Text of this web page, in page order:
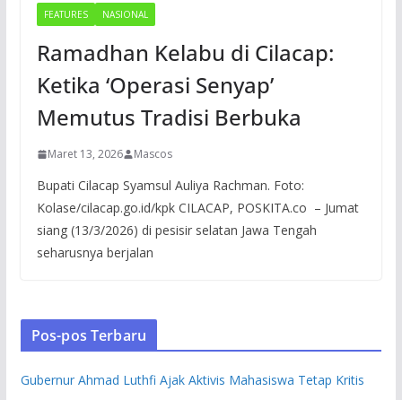
FEATURES NASIONAL
Ramadhan Kelabu di Cilacap:
Ketika ‘Operasi Senyap’
Memutus Tradisi Berbuka
Maret 13, 2026 Mascos
Bupati Cilacap Syamsul Auliya Rachman. Foto:
Kolase/cilacap.go.id/kpk CILACAP, POSKITA.co – Jumat
siang (13/3/2026) di pesisir selatan Jawa Tengah
seharusnya berjalan
Pos-pos Terbaru
Gubernur Ahmad Luthfi Ajak Aktivis Mahasiswa Tetap Kritis